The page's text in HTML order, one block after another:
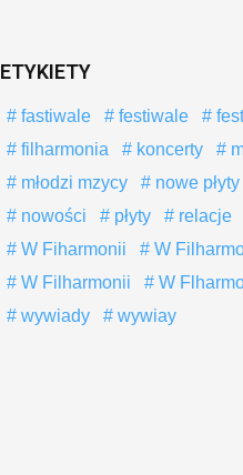
ETYKIETY
fastiwale festiwale
filharmonia
koncerty
młodzi mzycy
nowe płyty
nowości
płyty
relacje
W Fiharmonii
W
W Filharmonii
W
wywiady
wywiay